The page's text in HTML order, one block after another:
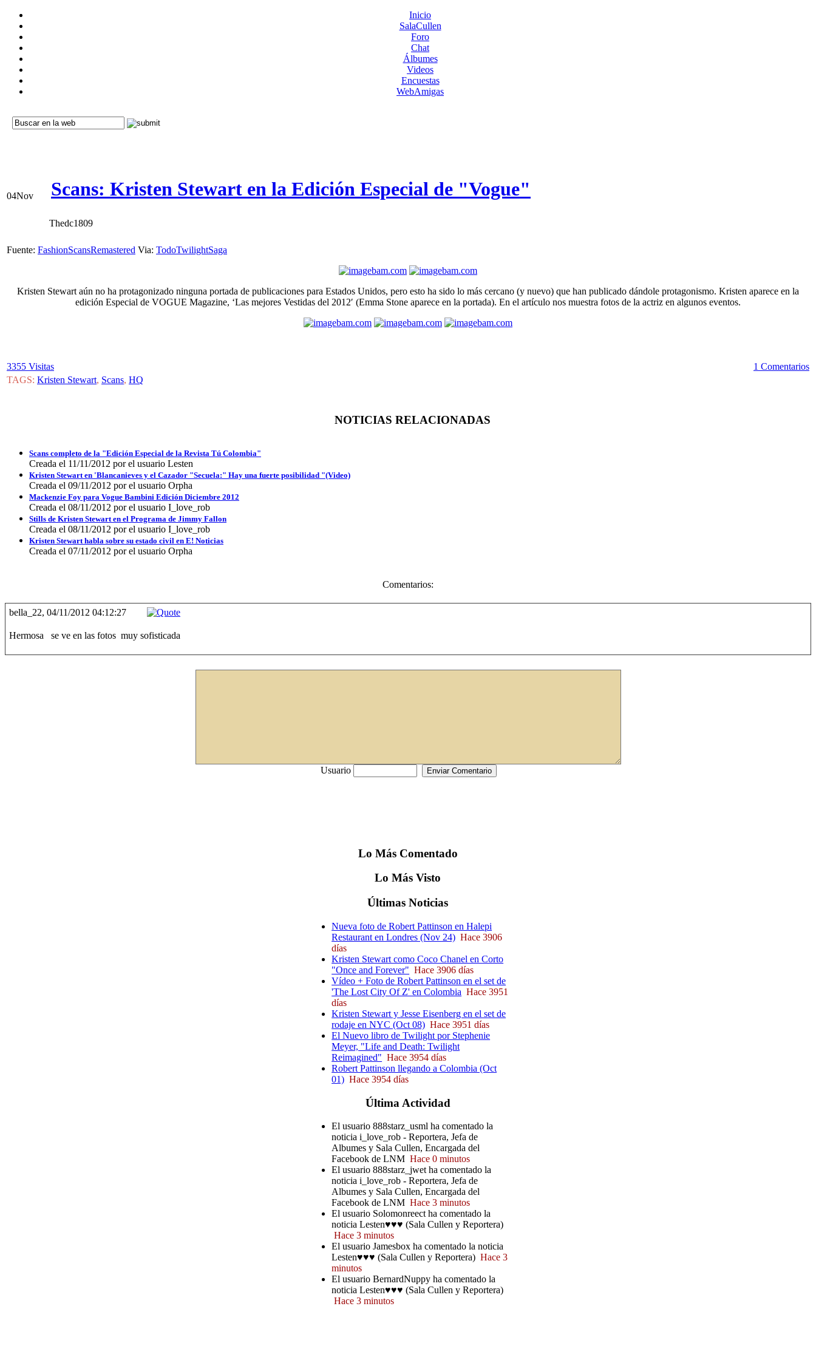
Inicio
SalaCullen
Foro
Chat
Álbumes
Videos
Encuestas
WebAmigas
04Nov Scans: Kristen Stewart en la Edición Especial de "Vogue"
Thedc1809
Fuente: FashionScansRemastered Via: TodoTwilightSaga
Kristen Stewart aún no ha protagonizado ninguna portada de publicaciones para Estados Unidos, pero esto ha sido lo más cercano (y nuevo) que han publicado dándole protagonismo. Kristen aparece en la
edición Especial de VOGUE Magazine, ‘Las mejores Vestidas del 2012′ (Emma Stone aparece en la portada). En el artículo nos muestra fotos de la actriz en algunos eventos.
3355 Visitas
1 Comentarios
TAGS: Kristen Stewart, Scans, HQ
NOTICIAS RELACIONADAS
Scans completo de la "Edición Especial de la Revista Tú Colombia"
Creada el 11/11/2012 por el usuario Lesten
Kristen Stewart en 'Blancanieves y el Cazador "Secuela:" Hay una fuerte posibilidad "(Video)
Creada el 09/11/2012 por el usuario Orpha
Mackenzie Foy para Vogue Bambini Edición Diciembre 2012
Creada el 08/11/2012 por el usuario I_love_rob
Stills de Kristen Stewart en el Programa de Jimmy Fallon
Creada el 08/11/2012 por el usuario I_love_rob
Kristen Stewart habla sobre su estado civil en E! Noticias
Creada el 07/11/2012 por el usuario Orpha
Comentarios:
bella_22, 04/11/2012 04:12:27
Hermosa se ve en las fotos muy sofisticada
Usuario
Lo MásComentado
LoMás Visto
Últimas Noticias
Nueva foto de Robert Pattinson en Halepi
Restaurant en Londres (Nov 24) Hace 3906
días
Kristen Stewart como Coco Chanel en Corto
"Once and Forever" Hace 3906 días
Vídeo + Foto de Robert Pattinson en el set de
'The Lost City Of Z' en Colombia Hace 3951
días
Kristen Stewart y Jesse Eisenberg en el set de
rodaje en NYC (Oct 08) Hace 3951 días
El Nuevo libro de Twilight por Stephenie
Meyer, "Life and Death: Twilight
Reimagined" Hace 3954 días
Robert Pattinson llegando a Colombia (Oct
01) Hace 3954 días
Última Actividad
El usuario 888starz_usml ha comentado la
noticia i_love_rob - Reportera, Jefa de
Albumes y Sala Cullen, Encargada del
Facebook de LNM Hace 0 minutos
El usuario 888starz_jwet ha comentado la
noticia i_love_rob - Reportera, Jefa de
Albumes y Sala Cullen, Encargada del
Facebook de LNM Hace 3 minutos
El usuario Solomonreect ha comentado la
noticia Lesten♥♥♥ (Sala Cullen y Reportera)
Hace 3 minutos
El usuario Jamesbox ha comentado la noticia
Lesten♥♥♥ (Sala Cullen y Reportera) Hace 3
minutos
El usuario BernardNuppy ha comentado la
noticia Lesten♥♥♥ (Sala Cullen y Reportera)
Hace 3 minutos